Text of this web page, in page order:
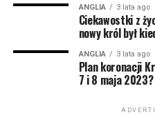
formalności ze strony
minut. Na odpowiedź ze
do 72 godzin.
Nie dostaniemy jednak
zostanie zapisane w
nastąpi dopiero podczas
ANGLIA 3 lata ago
Ciekawostki z
nowy król był
ANGLIA 3 lata ago
Plan koronacji
7 i 8 maja 2023?